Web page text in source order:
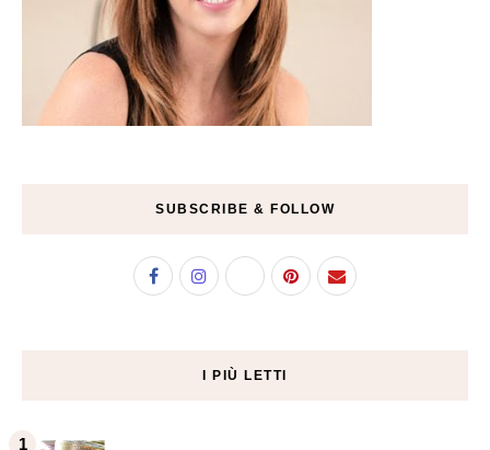
SUBSCRIBE & FOLLOW
I PIÙ LETTI